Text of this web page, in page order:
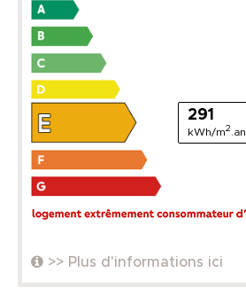
291
kWh/m2 .an
>> Plus d'informations ici